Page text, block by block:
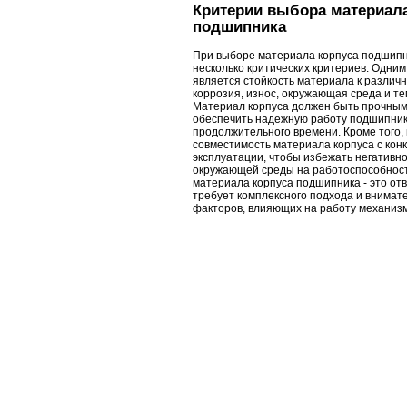
Критерии выбора
подшипника
При выборе материала корпуса
несколько критических критериев.
является стойкость материала к
коррозия, износ, окружающая среда и
Материал корпуса должен быть
обеспечить надежную работу
продолжительного времени. Кроме
совместимость материала корпуса с
эксплуатации, чтобы избежать
окружающей среды на
материала корпуса подшипника - это
требует комплексного подхода и
факторов, влияющих на работу